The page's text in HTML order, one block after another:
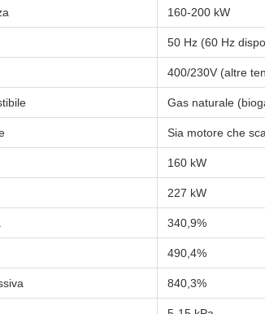
160-200 kW
50 Hz (60 Hz
400/230V (altre
Gas naturale
Sia motore che
160 kW
227 kW
340,9%
490,4%
840,3%